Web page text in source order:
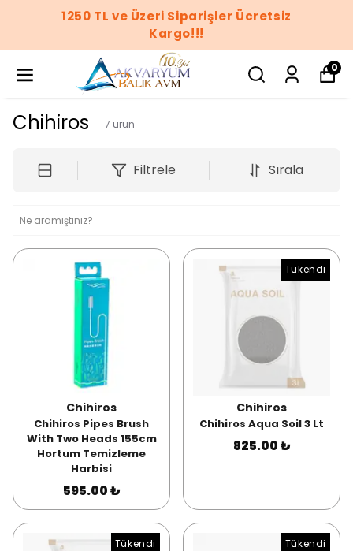
1250 TL ve Üzeri Siparişler Ücretsiz
Kargo!!!
0
Chihiros 7 ürün
Filtrele Sırala
Chihiros
Chihiros Pipes Brush
With Two Heads 155cm
Hortum Temizleme
Harbisi
595.00 ₺
Tükendi
Chihiros
Chihiros Aqua Soil 3 Lt
825.00 ₺
Tükendi Tükendi